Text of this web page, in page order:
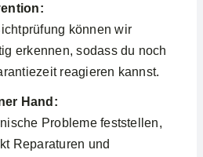
können wir
erkennen, sodass du noch
reagieren kannst.
Hand:
Probleme feststellen,
Reparaturen und